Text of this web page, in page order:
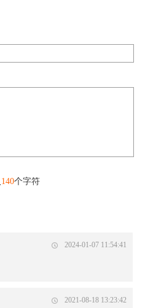
140个字符
2024-01-07 11:54:41
2021-08-18 13:23:42